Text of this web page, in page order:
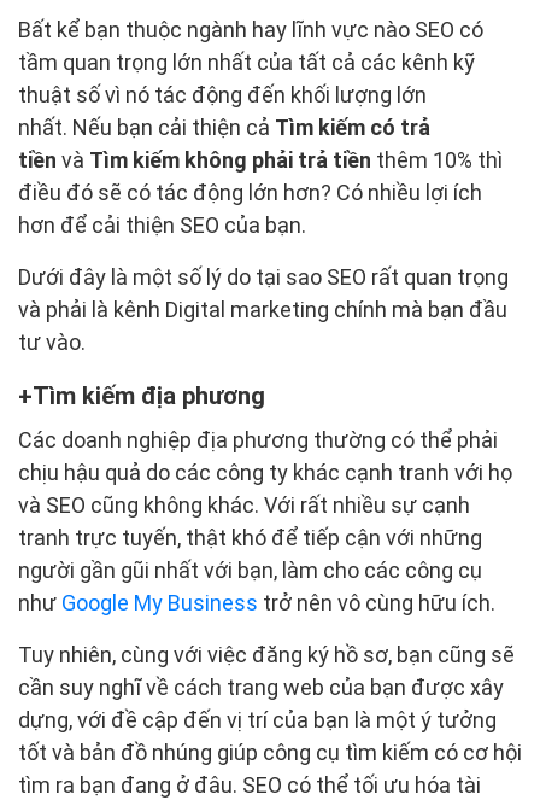
Bất kể bạn thuộc ngành hay lĩnh vực nào SEO có
tầm quan trọng lớn nhất của tất cả các kênh kỹ
thuật số vì nó tác động đến khối lượng lớn
nhất. Nếu bạn cải thiện cả Tìm kiếm có trả
tiền và Tìm kiếm không phải trả tiền thêm 10% thì
điều đó sẽ có tác động lớn hơn? Có nhiều lợi ích
hơn để cải thiện SEO của bạn.
Dưới đây là một số lý do tại sao SEO rất quan trọng
và phải là kênh Digital marketing chính mà bạn đầu
tư vào.
Tìm kiếm địa phương
Các doanh nghiệp địa phương thường có thể phải
chịu hậu quả do các công ty khác cạnh tranh với họ
và SEO cũng không khác. Với rất nhiều sự cạnh
tranh trực tuyến, thật khó để tiếp cận với những
người gần gũi nhất với bạn, làm cho các công cụ
như Google My Business trở nên vô cùng hữu ích.
Tuy nhiên, cùng với việc đăng ký hồ sơ, bạn cũng sẽ
cần suy nghĩ về cách trang web của bạn được xây
dựng, với đề cập đến vị trí của bạn là một ý tưởng
tốt và bản đồ nhúng giúp công cụ tìm kiếm có cơ hội
tìm ra bạn đang ở đâu. SEO có thể tối ưu hóa tài